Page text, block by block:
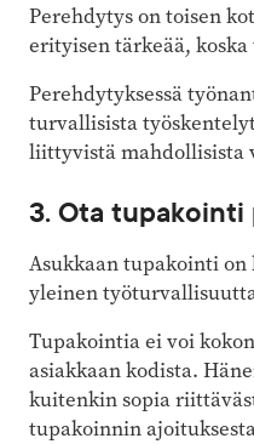
Perehdytys on toisen
erityisen tärkeää,
Perehdytyksessä
turvallisista
liittyvistä mahdol­lisista
3. Ota tupakointi
Asukkaan tupakointi on
yleinen
Tupakointia ei voi
asiakkaan kodista.
kuitenkin sopia
tupakoinnin